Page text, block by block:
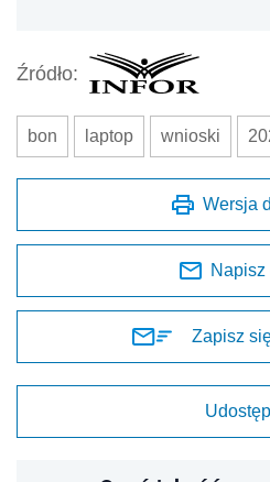
Źródło:
bon laptop wnioski
Wersja
Napisz
Zapisz